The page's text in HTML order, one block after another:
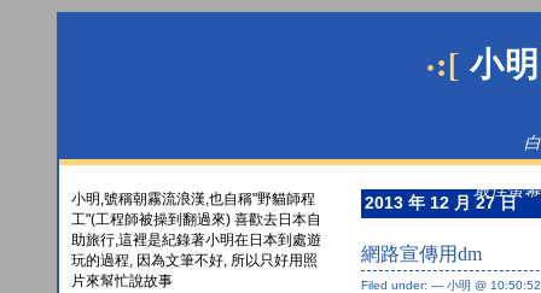
·:[ 小
最佳螢
小明,號稱朝霧流浪漢,也自稱"野貓師程
工"(工程師被操到翻過來) 喜歡去日本自
助旅行,這裡是紀錄著小明在日本到處遊
玩的過程, 因為文筆不好, 所以只好用照
片來幫忙說故事
2013 年 12 月 27 日
網路宣傳用dm
Filed under: — 小明 @ 10:50:52